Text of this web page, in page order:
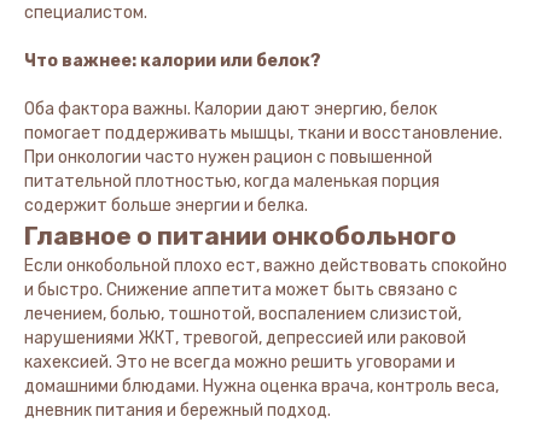
специалистом.
Что важнее: калории или белок?
Оба фактора важны. Калории дают энергию, белок
помогает поддерживать мышцы, ткани и восстановление.
При онкологии часто нужен рацион с повышенной
питательной плотностью, когда маленькая порция
содержит больше энергии и белка.
Главное о питании онкобольного
Если онкобольной плохо ест, важно действовать спокойно
и быстро. Снижение аппетита может быть связано с
лечением, болью, тошнотой, воспалением слизистой,
нарушениями ЖКТ, тревогой, депрессией или раковой
кахексией. Это не всегда можно решить уговорами и
домашними блюдами. Нужна оценка врача, контроль веса,
дневник питания и бережный подход.